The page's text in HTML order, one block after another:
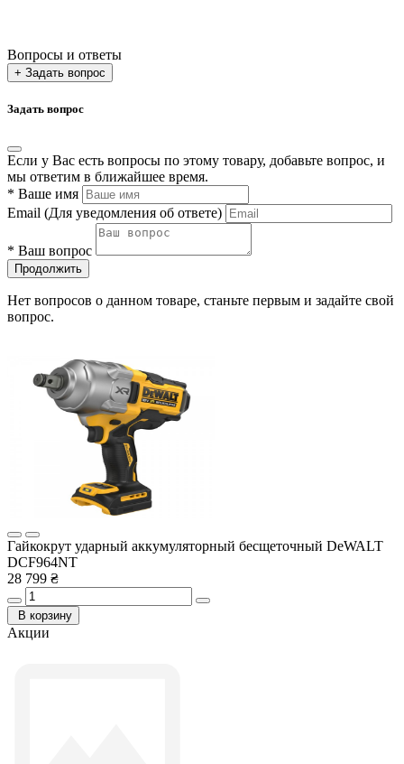
Вопросы и ответы
+ Задать вопрос
Задать вопрос
Если у Вас есть вопросы по этому товару, добавьте вопрос, и
мы ответим в ближайшее время.
* Ваше имя
Email (Для уведомления об ответе)
* Ваш вопрос
Продолжить
Нет вопросов о данном товаре, станьте первым и задайте свой
вопрос.
Гайкокрут ударный аккумуляторный бесщеточный DeWALT
DCF964NT
28 799 ₴
В корзину
Акции